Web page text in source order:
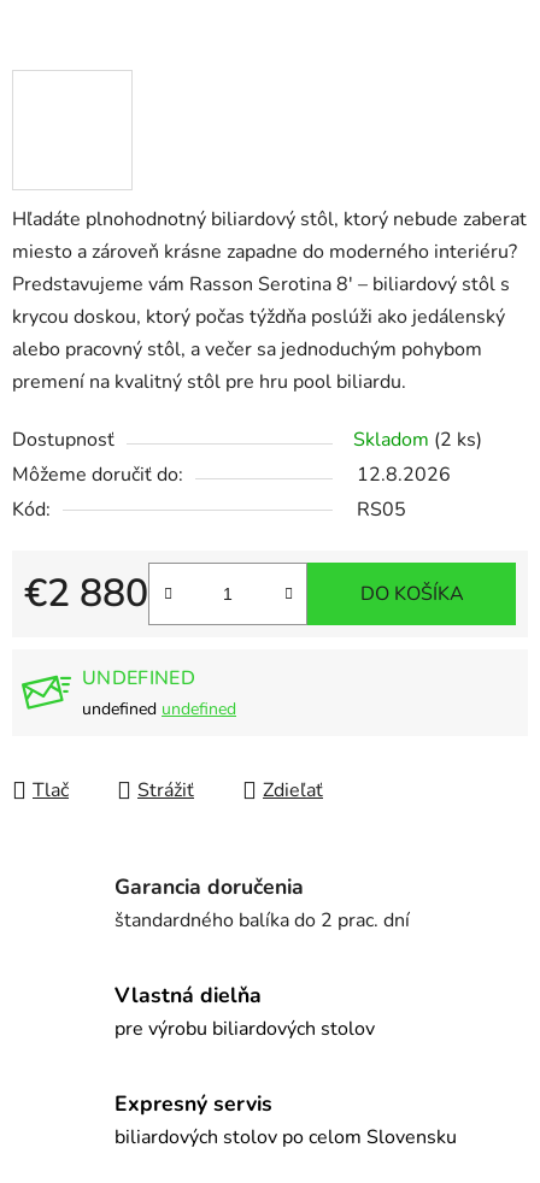
Hľadáte plnohodnotný biliardový stôl, ktorý nebude zaberat
miesto a zároveň krásne zapadne do moderného interiéru?
Predstavujeme vám Rasson Serotina 8' – biliardový stôl s
krycou doskou, ktorý počas týždňa poslúži ako jedálenský
alebo pracovný stôl, a večer sa jednoduchým pohybom
premení na kvalitný stôl pre hru pool biliardu.
Dostupnosť Skladom (2 ks)
Môžeme doručiť do:
12.8.2026
Kód:
RS05
€2 880
Jednotková cena:
DO KOŠÍKA
UNDEFINED
undefined undefined
Tlač Strážiť Zdieľať
Garancia doručenia
štandardného balíka do 2 prac. dní
Vlastná dielňa
pre výrobu biliardových stolov
Expresný servis
biliardových stolov po celom Slovensku